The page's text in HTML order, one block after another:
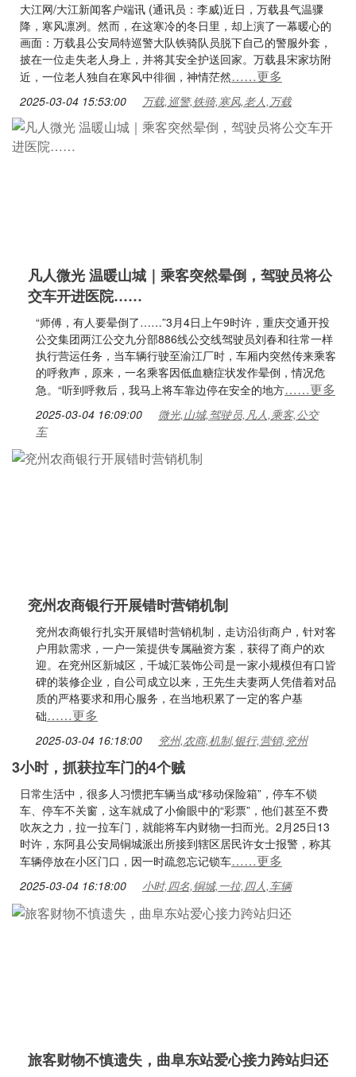
大江网/大江新闻客户端讯 (通讯员：李威)近日，万载县气温骤
降，寒风凛冽。然而，在这寒冷的冬日里，却上演了一幕暖心的
画面：万载县公安局特巡警大队铁骑队员脱下自己的警服外套，
披在一位走失老人身上，并将其安全护送回家。万载县宋家坊附
近，一位老人独自在寒风中徘徊，神情茫然……更多
2025-03-04 15:53:00 万载,巡警,铁骑,寒风,老人,万载
凡人微光 温暖山城｜乘客突然晕倒，驾驶员将公
交车开进医院……
“师傅，有人要晕倒了……”3月4日上午9时许，重庆交通开投
公交集团两江公交九分部886线公交线驾驶员刘春和往常一样
执行营运任务，当车辆行驶至渝江厂时，车厢内突然传来乘客
的呼救声，原来，一名乘客因低血糖症状发作晕倒，情况危
急。“听到呼救后，我马上将车靠边停在安全的地方……更多
2025-03-04 16:09:00
微光,山城,驾驶员,凡人,乘客,公交
车
兖州农商银行开展错时营销机制
兖州农商银行扎实开展错时营销机制，走访沿街商户，针对客
户用款需求，一户一策提供专属融资方案，获得了商户的欢
迎。在兖州区新城区，千城汇装饰公司是一家小规模但有口皆
碑的装修企业，自公司成立以来，王先生夫妻两人凭借着对品
质的严格要求和用心服务，在当地积累了一定的客户基
础……更多
2025-03-04 16:18:00 兖州,农商,机制,银行,营销,兖州
3小时，抓获拉车门的4个贼
日常生活中，很多人习惯把车辆当成“移动保险箱”，停车不锁
车、停车不关窗，这车就成了小偷眼中的“彩票”，他们甚至不费
吹灰之力，拉一拉车门，就能将车内财物一扫而光。2月25日13
时许，东阿县公安局铜城派出所接到辖区居民许女士报警，称其
车辆停放在小区门口，因一时疏忽忘记锁车……更多
2025-03-04 16:18:00 小时,四名,铜城,一拉,四人,车辆
旅客财物不慎遗失，曲阜东站爱心接力跨站归还